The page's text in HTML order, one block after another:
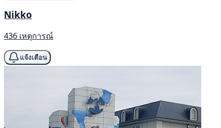
Nikko
436 เหตุการณ์
แจ้งเตือน